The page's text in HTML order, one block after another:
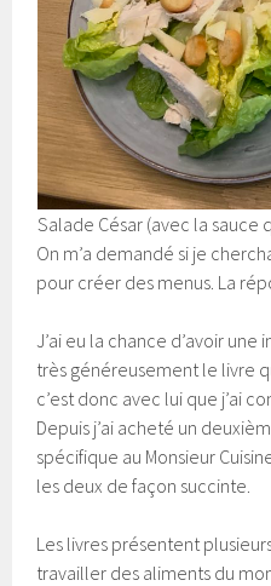
Salade César (avec la sauce
On m’a demandé si je
pour créer des menus. La
J’ai eu la chance d’avoir une
très généreusement le livre
c’est donc avec lui que j’ai
Depuis j’ai acheté un
spécifique au Monsieur
les deux de façon succinte.
Les livres présentent
travailler des aliments du